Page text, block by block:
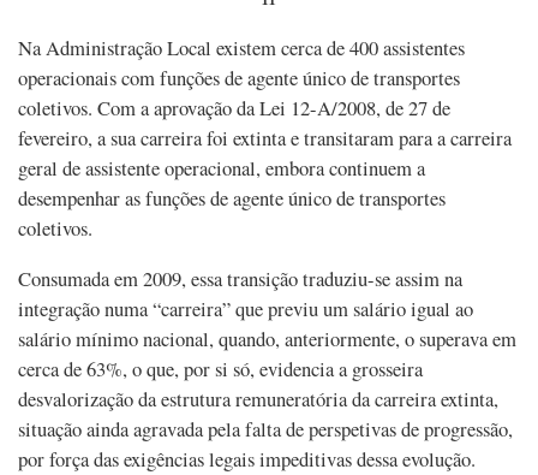
Na Administração Local existem cerca de 400 assistentes
operacionais com funções de agente único de transportes
coletivos. Com a aprovação da Lei 12-A/2008, de 27 de
fevereiro, a sua carreira foi extinta e transitaram para a carreira
geral de assistente operacional, embora continuem a
desempenhar as funções de agente único de transportes
coletivos.
Consumada em 2009, essa transição traduziu-se assim na
integração numa “carreira” que previu um salário igual ao
salário mínimo nacional, quando, anteriormente, o superava em
cerca de 63%, o que, por si só, evidencia a grosseira
desvalorização da estrutura remuneratória da carreira extinta,
situação ainda agravada pela falta de perspetivas de progressão,
por força das exigências legais impeditivas dessa evolução.